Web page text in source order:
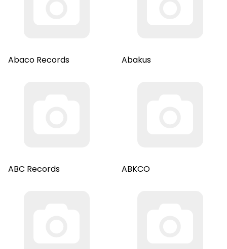
Abaco Records Abakus
ABC Records ABKCO